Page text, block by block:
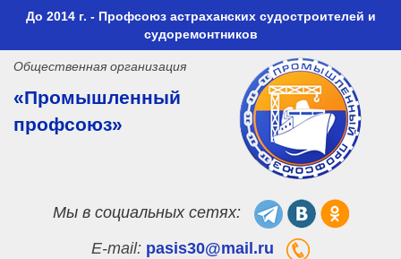
До 2014 г. - Профсоюз астраханских судостроителей и
судоремонтников
Общественная организация
«Промышленный
профсоюз»
Мы в социальных сетях:
E-mail: pasis30@mail.ru